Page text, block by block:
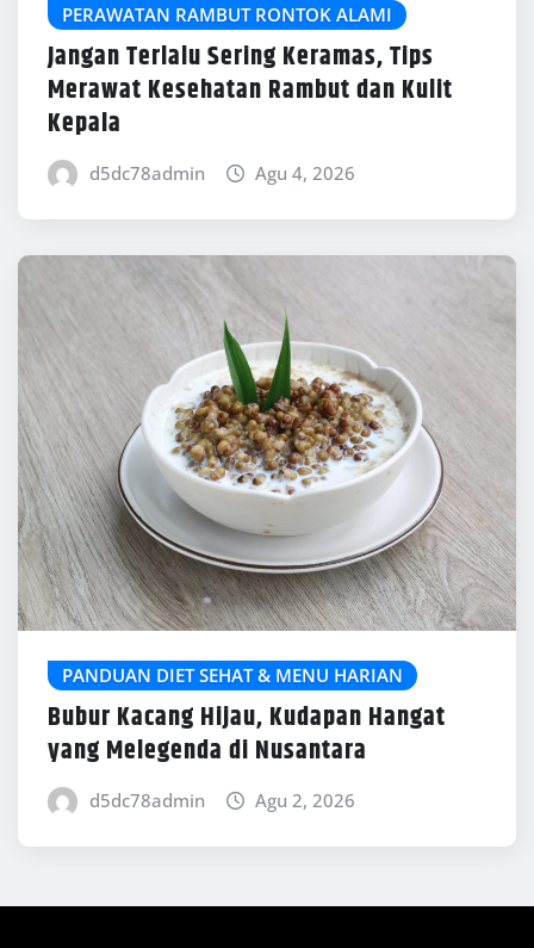
PERAWATAN RAMBUT RONTOK ALAMI
Jangan Terlalu Sering Keramas, Tips
Merawat Kesehatan Rambut dan Kulit
Kepala
d5dc78admin Agu 4, 2026
PANDUAN DIET SEHAT & MENU HARIAN
Bubur Kacang Hijau, Kudapan Hangat
yang Melegenda di Nusantara
d5dc78admin Agu 2, 2026